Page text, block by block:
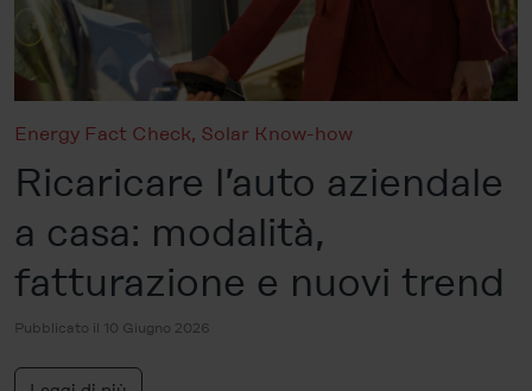
Energy Fact Check, Solar Know-how
Ricaricare l’auto aziendale
a casa: modalità,
fatturazione e nuovi trend
Pubblicato il 10 Giugno 2026